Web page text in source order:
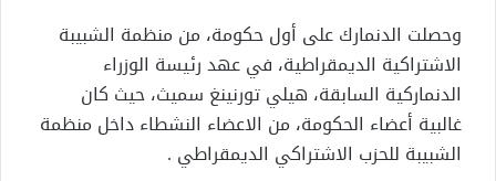
وحصلت الدنمارك على أول حكومة، من منظمة الشبيبة
الاشتراكية الديمقراطية، في عهد رئيسة الوزراء
الدنماركية السابقة، هيلي تورنينغ سميث، حيث كان
غالبية أعضاء الحكومة، من الاعضاء النشطاء داخل منظمة
الشبيبة للحزب الاشتراكي الديمقراطي .